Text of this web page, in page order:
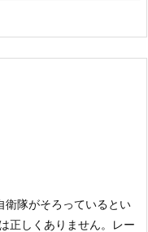
衛隊がそろっているとい
正しくありません。レー